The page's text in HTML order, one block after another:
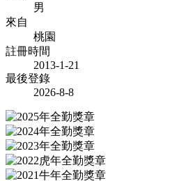
男
來自
桃園
註冊時間
2013-1-21
最後登錄
2026-8-8